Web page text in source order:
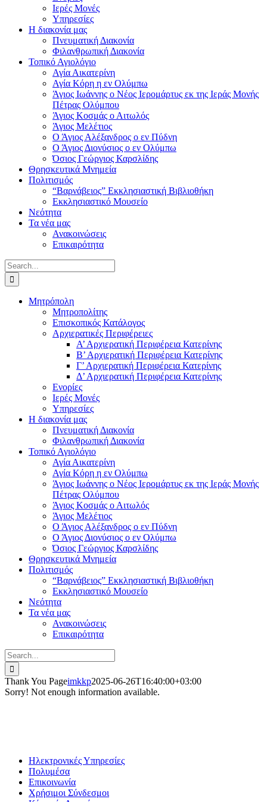
Ιερές Μονές
Υπηρεσίες
Η διακονία μας
Πνευματική Διακονία
Φιλανθρωπική Διακονία
Τοπικό Αγιολόγιο
Αγία Αικατερίνη
Αγία Κόρη η εν Ολύμπω
Άγιος Ιωάννης ο Νέος Ιερομάρτυς εκ της Ιεράς Μονής
Πέτρας Ολύμπου
Άγιος Κοσμάς ο Αιτωλός
Άγιος Μελέτιος
Ο Άγιος Αλέξανδρος ο εν Πύδνη
Ο Άγιος Διονύσιος ο εν Ολύμπω
Όσιος Γεώργιος Καρσλίδης
Θρησκευτικά Μνημεία
Πολιτισμός
“Βαρνάβειος” Εκκλησιαστική Βιβλιοθήκη
Εκκλησιαστικό Μουσείο
Νεότητα
Τα νέα μας
Ανακοινώσεις
Επικαιρότητα
Search
for:
Μητρόπολη
Μητροπολίτης
Επισκοπικός Κατάλογος
Αρχιερατικές Περιφέρειες
Α’ Αρχιερατική Περιφέρεια Κατερίνης
Β’ Αρχιερατική Περιφέρεια Κατερίνης
Γ’ Αρχιερατική Περιφέρεια Κατερίνης
Δ’ Αρχιερατική Περιφέρεια Κατερίνης
Ενορίες
Ιερές Μονές
Υπηρεσίες
Η διακονία μας
Πνευματική Διακονία
Φιλανθρωπική Διακονία
Τοπικό Αγιολόγιο
Αγία Αικατερίνη
Αγία Κόρη η εν Ολύμπω
Άγιος Ιωάννης ο Νέος Ιερομάρτυς εκ της Ιεράς Μονής
Πέτρας Ολύμπου
Άγιος Κοσμάς ο Αιτωλός
Άγιος Μελέτιος
Ο Άγιος Αλέξανδρος ο εν Πύδνη
Ο Άγιος Διονύσιος ο εν Ολύμπω
Όσιος Γεώργιος Καρσλίδης
Θρησκευτικά Μνημεία
Πολιτισμός
“Βαρνάβειος” Εκκλησιαστική Βιβλιοθήκη
Εκκλησιαστικό Μουσείο
Νεότητα
Τα νέα μας
Ανακοινώσεις
Επικαιρότητα
Search
for:
Thank You Pageimkkp2025-06-26T16:40:00+03:00
Sorry! Not enough information available.
Ηλεκτρονικές Υπηρεσίες
Πολυμέσα
Επικοινωνία
Χρήσιμοι Σύνδεσμοι